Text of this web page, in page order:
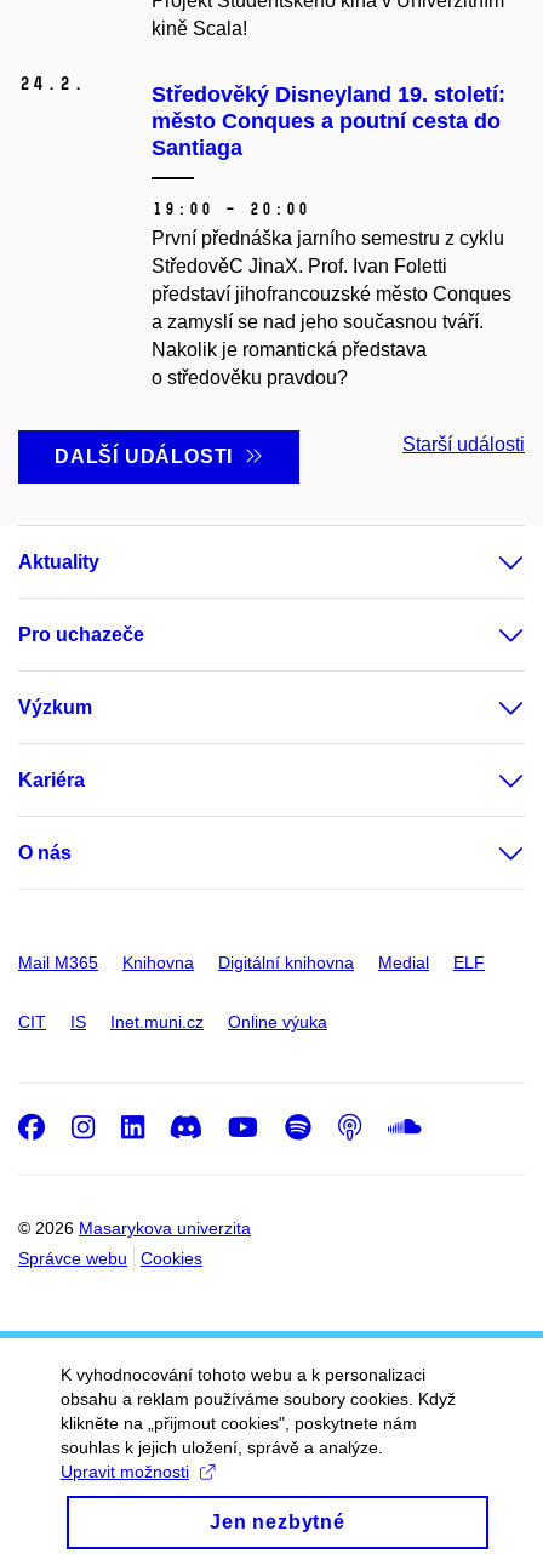
kině Scala!
24. 2.
Středověký Disneyland 19. století:
město Conques a poutní cesta do
Santiaga
19:00 – 20:00
První přednáška jarního semestru z cyklu
StředověC JinaX. Prof. Ivan Foletti
představí jihofrancouzské město Conques
a zamyslí se nad jeho současnou tváří.
Nakolik je romantická představa
o středověku pravdou?
DALŠÍ UDÁLOSTI
Starší události
Aktuality
Pro uchazeče
Výzkum
Kariéra
O nás
Mail M365 Knihovna Digitální knihovna Medial ELF
CIT IS Inet.muni.cz Online výuka
© 2026 Masarykova univerzita
Správce webu
Cookies
Facebook
Instagram
LinkedIn
DiscordYoutube
Spotify
Podcast
K vyhodnocování tohoto webu a k personalizaci
obsahu a reklam používáme soubory cookies. Když
klikněte na „přijmout cookies", poskytnete nám
souhlas k jejich uložení, správě a analýze.
Upravit možnosti
Jen nezbytné